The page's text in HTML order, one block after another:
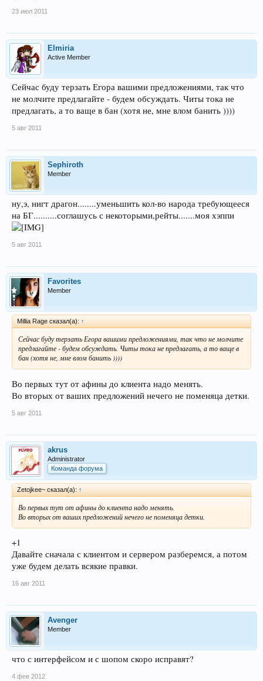
23 июл 2011
Elmiria
Active Member
Сейчас буду терзать Егора вашими предложениями, так что
не молчите предлагайте - будем обсуждать. Читы тока не
предлагать, а то ваще в бан (хотя не, мне влом банить ))))
5 авг 2011
Sephiroth
Member
ну,э, нигт драгон........уменьшить кол-во народа требующееся
на БГ..........соглашусь с некоторыми,рейты.......моя хэппи
5 авг 2011
Favorites
Member
Millia Rage сказал(а): ↑
Сейчас буду терзать Егора вашими предложениями, так что не молчите
предлагайте - будем обсуждать. Читы тока не предлагать, а то ваще в
бан (хотя не, мне влом банить ))))
Во первых тут от афины до клиента надо менять.
Во вторых от ваших предложений нечего не поменяца детки.
5 авг 2011
akrus
Administrator
Команда форума
Zetojkee~ сказал(а): ↑
Во первых тут от афины до клиента надо менять.
Во вторых от ваших предложений нечего не поменяца детки.
+1
Давайте сначала с клиентом и сервером разберемся, а потом
уже будем делать всякие правки.
16 авг 2011
Avenger
Member
что с интерфейсом и с шопом скоро исправят?
4 фев 2012